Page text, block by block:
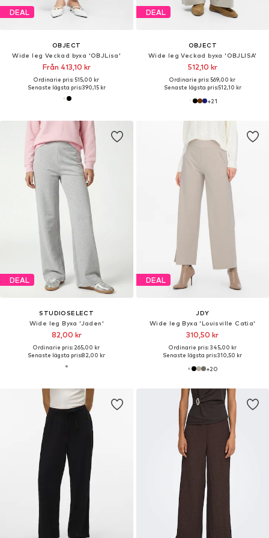
DEAL
OBJECT
Wide leg Veckad byxa 'OBJLisa'
Från 413,10 kr
Ordinarie pris: 515,00 kr
Senaste lägsta pris:390,15 kr
DEAL
OBJECT
Wide leg Veckad byxa 'OBJLISA'
512,10 kr
Ordinarie pris: 569,00 kr
Senaste lägsta pris:512,10 kr
+21
DEAL
STUDIOSELECT
Wide leg Byxa 'Jaden'
82,00 kr
Ordinarie pris: 265,00 kr
Senaste lägsta pris:82,00 kr
DEAL
JDY
Wide leg Byxa 'Louisville Catia'
310,50 kr
Ordinarie pris: 345,00 kr
Senaste lägsta pris:310,50 kr
+20